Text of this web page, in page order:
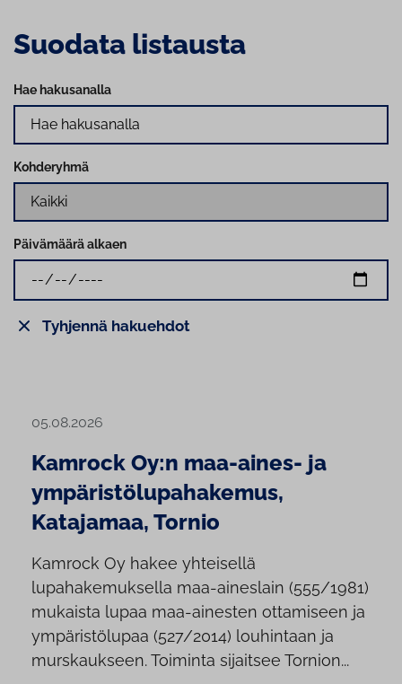
05.08.2026
Kamrock Oy:n maa-aines- ja
ympäristölupahakemus,
Katajamaa, Tornio
Kamrock Oy hakee yhteisellä
lupahakemuksella maa-aineslain (555/1981)
mukaista lupaa maa-ainesten ottamiseen ja
ympäristölupaa (527/2014) louhintaan ja
murskaukseen. Toiminta sijaitsee Tornion...
Suodata listausta
Hae hakusanalla
Kohderyhmä
Päivämäärä alkaen
Tyhjennä hakuehdot